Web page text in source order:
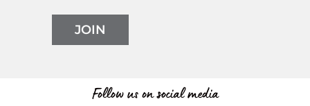
JOIN
Follow us on social media